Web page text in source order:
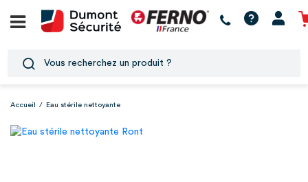
Accueil / Eau stérile nettoyante